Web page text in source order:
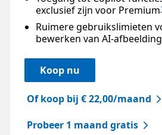
exclusief zijn voor Premium
Ruimere gebruikslimieten
bewerken van AI-
Koop nu
Of koop bij € 22,00/maand
Probeer 1 maand gratis